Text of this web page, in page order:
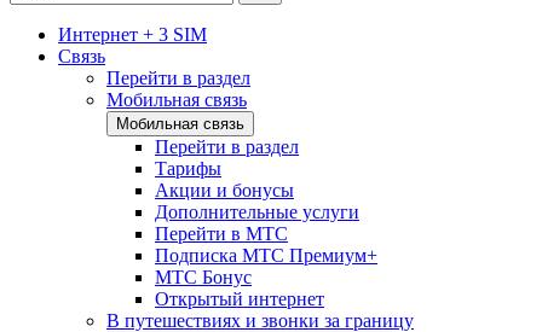
Интернет + 3 SIM
Связь
Перейти в раздел
Мобильная связь
Мобильная связь
Перейти в раздел
Тарифы
Акции и бонусы
Дополнительные услуги
Перейти в МТС
Подписка МТС Премиум+
МТС Бонус
Открытый интернет
В путешествиях и звонки за границу